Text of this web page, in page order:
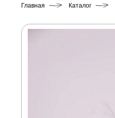
Главная Каталог